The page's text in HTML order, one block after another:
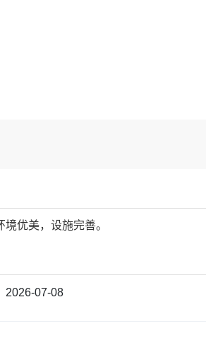
优美，设施完善。
2026-07-08